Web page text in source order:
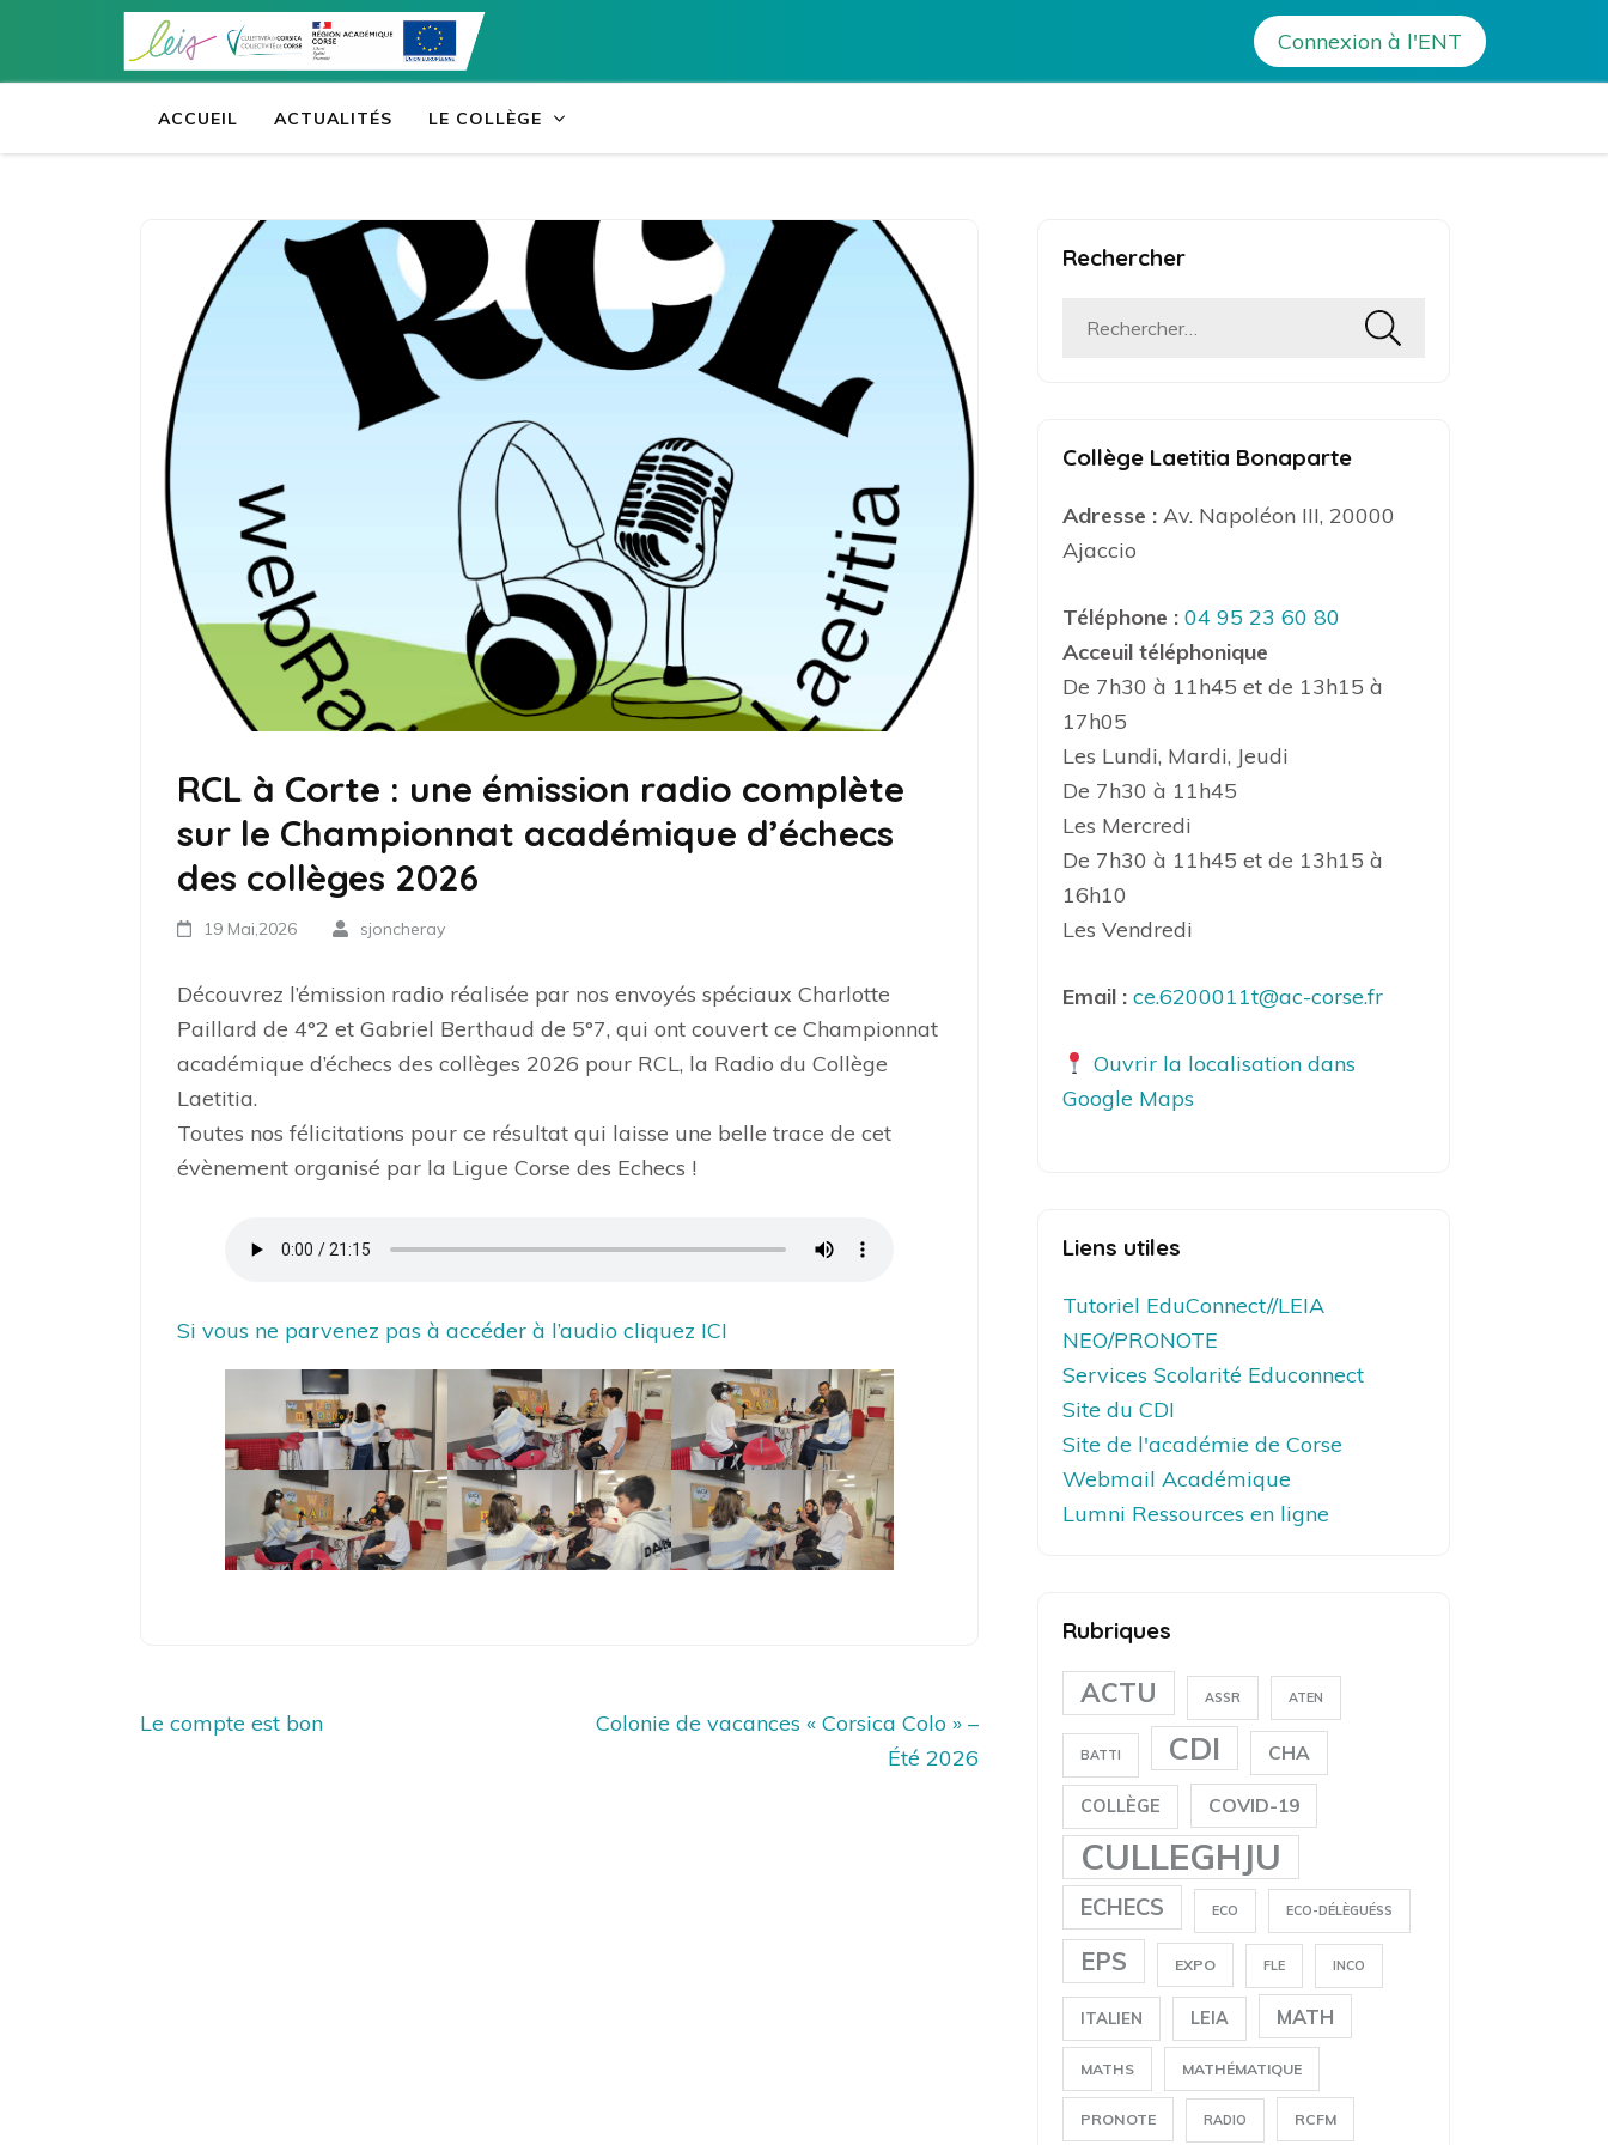
contenu
Entrée)
Collège Laetitia Bonaparte – AjaccioConnexion à l'ENT
ACCUEIL ACTUALITÉS LE COLLÈGE
RCL à Corte : une émission radio complète
sur le Championnat académique d’échecs
des collèges 2026
19 Mai,2026 sjoncheray
Découvrez l’émission radio réalisée par nos envoyés spéciaux Charlotte
Paillard de 4°2 et Gabriel Berthaud de 5°7, qui ont couvert ce Championnat
académique d’échecs des collèges 2026 pour RCL, la Radio du Collège
Laetitia.
Toutes nos félicitations pour ce résultat qui laisse une belle trace de cet
évènement organisé par la Ligue Corse des Echecs !
Si vous ne parvenez pas à accéder à l’audio cliquez ICI
Navigation
Le compte est bon
Colonie de vacances « Corsica Colo » –
Été 2026
Rechercher
Rechercher :
Collège Laetitia Bonaparte
Adresse : Av. Napoléon III, 20000
Ajaccio
Téléphone : 04 95 23 60 80
Acceuil téléphonique
De 7h30 à 11h45 et de 13h15 à
17h05
Les Lundi, Mardi, Jeudi
De 7h30 à 11h45
Les Mercredi
De 7h30 à 11h45 et de 13h15 à
16h10
Les Vendredi
Email : ce.6200011t@ac-corse.fr
Ouvrir la localisation dans
Google Maps
Liens utiles
Tutoriel EduConnect//LEIA
NEO/PRONOTE
Services Scolarité Educonnect
Site du CDI
Site de l'académie de Corse
Webmail Académique
Lumni Ressources en ligne
Rubriques
ACTU ASSR ATEN
BATTI CDI CHA
COLLÈGE COVID-19
CULLEGHJU
ECHECS ECO ECO-DÉLÈGUÉSS
EPS EXPO FLE INCO
ITALIEN LEIA MATH
MATHS MATHÉMATIQUE
PRONOTE RADIO RCFM